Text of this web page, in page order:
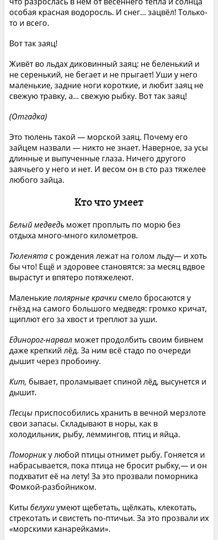
особая красная водоросль. И снег... зацвёл! Только-
то и всего.
Вот так заяц!
Живёт во льдах диковинный заяц: не беленький и
не серенький, не бегает и не прыгает! Уши у него
маленькие, задние ноги короткие, и любит заяц не
свежую травку, а... свежую рыбку. Вот так заяц!
(Отгадка)
Это тюлень такой — морской заяц. Почему его
зайцем назвали — никто не знает. Наверное, за усы
длинные и выпученные глаза. Ничего другого
заячьего у него и нет. И весом он в сто раз тяжелее
любого зайца.
Кто что умеет
Белый медведь может проплыть по морю без
отдыха много-много километров.
Тюленята с рождения лежат на голом льду— и хоть
бы что! Ещё и здоровее становятся: за месяц вдвое
вырастут и впятеро потяжелеют.
Маленькиеполярные крачкисмело бросаются у
гнёзд на самого большого медведя: громко кричат,
щиплют его за хвост и треплют за уши.
Единорог-нарвал может продолбить своим бивнем
даже крепкий лёд. За ним всё стадо по очереди
дышит через пробоину.
Кит, бывает, проламывает спиной лёд, высунется и
дышит.
Песцы приспособились хранить в вечной мерзлоте
свои запасы. Складывают в норы, как в
холодильник, рыбу, леммингов, птиц и яйца.
Поморнику любой птицы отнимет рыбу. Гоняется и
набрасывается, пока птица не бросит рыбку,— и он
подхватит её на лету! За это прозвали поморника
Фомкой-разбойником.
Киты белухиумеют щебетать, щёлкать, клекотать,
стрекотать и свистеть по-птичьи. За это прозвали их
«морскими канарейками».